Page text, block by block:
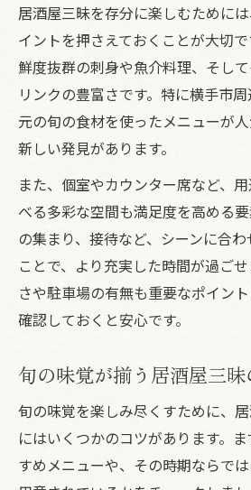
宴会に最適な居酒屋三昧
居酒屋三昧で満足度高い
ト
ネット予約を活用した居
居酒屋三昧の宴会プラン
居酒屋三昧を存分に楽しむために
イントを押さえておくことが大切で
鮮度抜群の刺身や魚介料理、そし
リンクの豊富さです。特に横手市
元の旬の食材を使ったメニューが
新しい発見があります。
また、個室やカウンター席など、
べる多彩な空間も満足度を高める
の集まり、接待など、シーンに合
ことで、より充実した時間が過ご
さや駐車場の有無も重要なポイン
確認しておくと安心です。
旬の味覚が揃う居酒屋三
旬の味覚を楽しみ尽くすために、
にはいくつかのコツがあります。
すめメニューや、その時期ならで